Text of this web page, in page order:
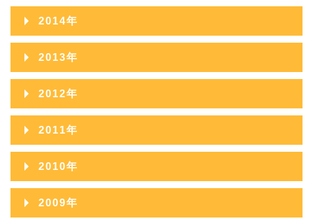
2024年01月
2023年02月
2023年01月
2022年03月
2022年02月
2022年01月
2021年03月
2021年02月
2021年01月
2020年06月
2020年05月
2020年03月
2020年02月
2020年01月
2019年07月
2019年06月
2019年05月
2019年03月
2019年02月
2019年01月
2018年08月
2018年07月
2018年06月
2018年05月
2018年03月
2018年02月
2017年09月
2017年08月
2017年07月
2017年06月
2017年05月
2017年03月
2016年11月
2016年10月
2016年09月
2016年08月
2016年07月
2016年06月
2016年05月
2015年12月
2015年11月
2015年10月
2015年09月
2015年08月
2015年07月
2015年06月
2014年
2014年12月
2014年11月
2014年10月
2014年09月
2014年08月
2014年07月
2013年
2013年12月
2013年11月
2013年10月
2013年09月
2013年08月
2012年
2012年12月
2012年11月
2012年10月
2012年09月
2011年
2011年12月
2011年11月
2011年10月
2010年
2010年12月
2009年